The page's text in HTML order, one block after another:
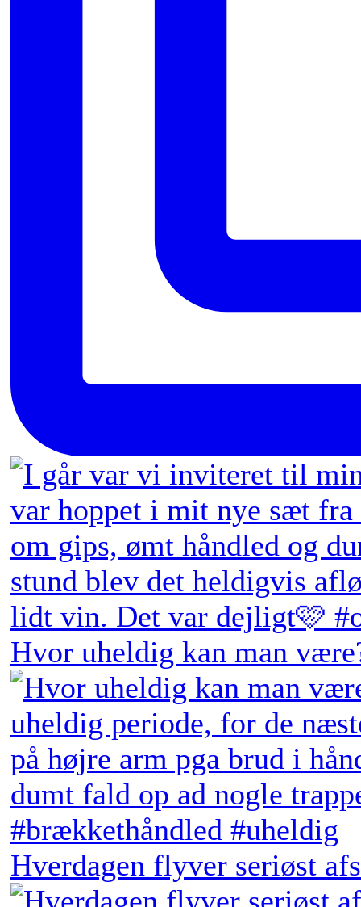
Hvor uheldig kan man
Hverdagen flyver seriøst